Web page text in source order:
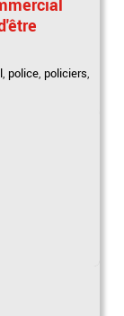
police policiers